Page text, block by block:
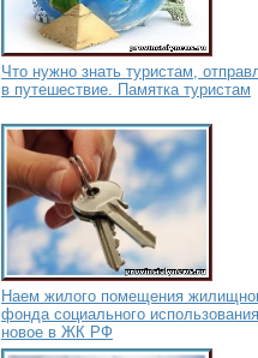
Что нужно знать туристам,
в путешествие. Памятка туристам
Наем жилого помещения
фонда социального
новое в ЖК РФ